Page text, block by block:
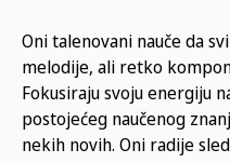
Oni talenovani nauče da
melodije, ali retko
Fokusiraju svoju energiju
postojećeg naučenog
nekih novih. Oni radije